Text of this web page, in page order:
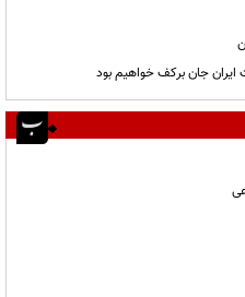
ایران جان برکف خواهیم بود